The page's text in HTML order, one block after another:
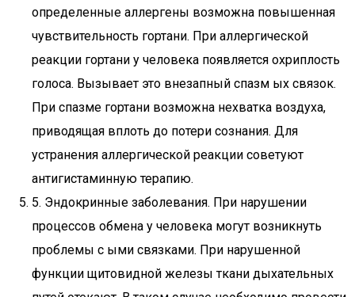
определенные аллергены возможна повышенная
чувствительность гортани. При аллергической
реакции гортани у человека появляется охриплость
голоса. Вызывает это внезапный спазм ых связок.
При спазме гортани возможна нехватка воздуха,
приводящая вплоть до потери сознания. Для
устранения аллергической реакции советуют
антигистаминную терапию.
5. Эндокринные заболевания. При нарушении
процессов обмена у человека могут возникнуть
проблемы с ыми связками. При нарушенной
функции щитовидной железы ткани дыхательных